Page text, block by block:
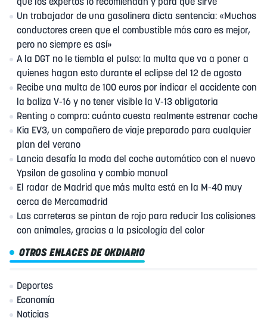
qué los expertos lo recomiendan y para qué sirve
Un trabajador de una gasolinera dicta sentencia: «Muchos
conductores creen que el combustible más caro es mejor,
pero no siempre es así»
A la DGT no le tiembla el pulso: la multa que va a poner a
quienes hagan esto durante el eclipse del 12 de agosto
Recibe una multa de 100 euros por indicar el accidente con
la baliza V-16 y no tener visible la V-13 obligatoria
Renting o compra: cuánto cuesta realmente estrenar coche
Kia EV3, un compañero de viaje preparado para cualquier
plan del verano
Lancia desafía la moda del coche automático con el nuevo
Ypsilon de gasolina y cambio manual
El radar de Madrid que más multa está en la M-40 muy
cerca de Mercamadrid
Las carreteras se pintan de rojo para reducir las colisiones
con animales, gracias a la psicología del color
OTROS ENLACES DE OKDIARIO
Deportes
Economía
Noticias